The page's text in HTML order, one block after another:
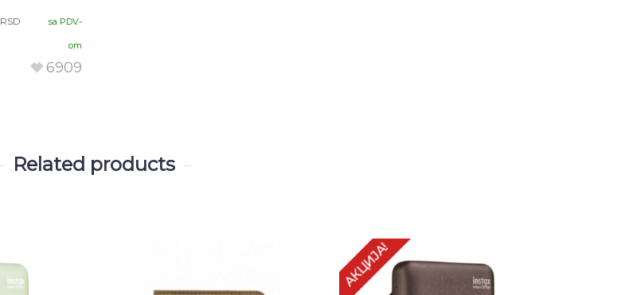
RSD sa PDV-
om
6909
Related products
АКЦИЈА!